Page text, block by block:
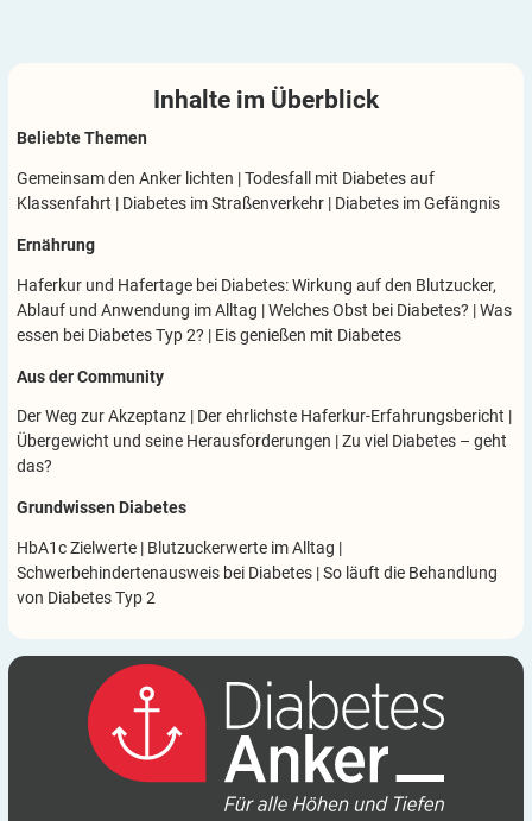
Inhalte im Überblick
Beliebte Themen
Gemeinsam den Anker lichten |Todesfall mit Diabetes auf
Klassenfahrt | Diabetes im Straßenverkehr | Diabetes im Gefängnis
Ernährung
Haferkur und Hafertage bei Diabetes: Wirkung auf den Blutzucker,
Ablauf und Anwendung im Alltag |Welches Obst bei Diabetes? |Was
essen bei Diabetes Typ 2? | Eis genießen mit Diabetes
Aus der Community
Der Weg zur Akzeptanz | Der ehrlichste Haferkur-Erfahrungsbericht |
Übergewicht und seine Herausforderungen |Zu viel Diabetes – geht
das?
Grundwissen Diabetes
HbA1c Zielwerte | Blutzuckerwerte im Alltag |
Schwerbehindertenausweis bei Diabetes |So läuft die Behandlung
von Diabetes Typ 2